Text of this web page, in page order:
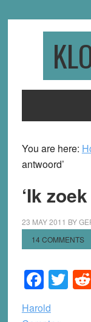
You are here:
antwoord’
‘Ik
23 MAY 2011 BY
14 COMMENTS
Harold